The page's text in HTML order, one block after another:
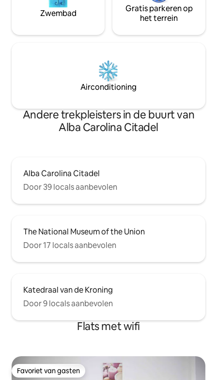
Zwembad
Gratis parkeren op
het terrein
Airconditioning
Andere trekpleisters in de buurt van
Alba Carolina Citadel
Alba Carolina Citadel
Door 39 locals aanbevolen
The National Museum of the Union
Door 17 locals aanbevolen
Katedraal van de Kroning
Door 9 locals aanbevolen
Flats met wifi
Favoriet van gasten
Favoriet van gasten